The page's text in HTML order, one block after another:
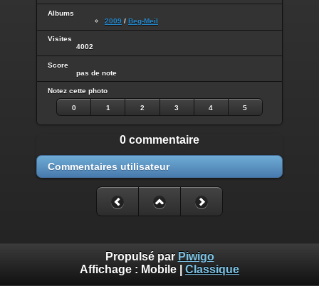
Albums
2009 / Beg-Meil
Visites
4002
Score
pas de note
Notez cette photo
0 1 2 3 4 5
0 commentaire
Commentaires utilisateur
Propulsé par Piwigo
Affichage : Mobile Classique